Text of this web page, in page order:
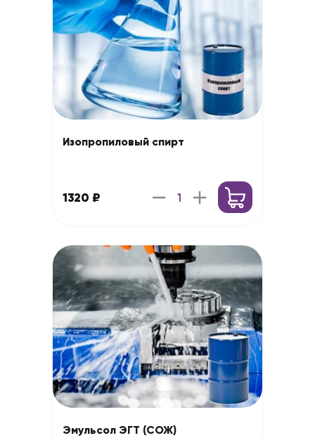
Изопропиловый спирт
1320 ₽
Эмульсол ЭГТ (СОЖ)